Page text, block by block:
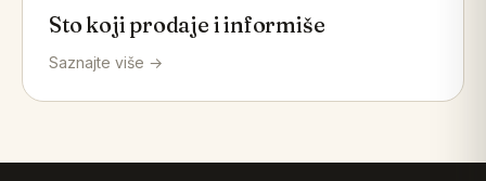
Sto koji prodaje i informiše
Saznajte više →